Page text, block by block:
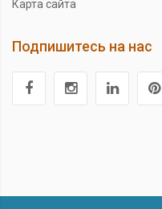
Карта сайта
Подпишитесь на нас